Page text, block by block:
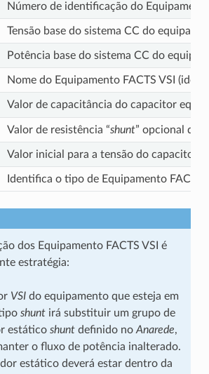
Número de identificação do
Tensão base do sistema CC do
Potência base do sistema CC do
Nome do Equipamento FACTS VSI
Valor de capacitância do capacitor
Valor de resistência “shunt” opcional de
Valor inicial para a tensão do capacitor
Identifica o tipo de Equipamento
dos Equipamento FACTS VSI é
estratégia:
VSIdo equipamento que esteja em
shuntirá substituir um grupo de
estático shuntdefinido no Anarede,
o fluxo de potência inalterado.
estático deverá estar dentro da